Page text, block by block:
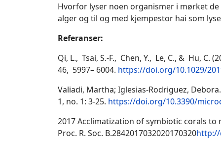
Hvorfor lyser noen organismer i mørket
alger og til og med kjempestor hai som
Referanser:
Qi, L., Tsai, S.‐F., Chen, Y., Le, C., & Hu,
46, 5997– 6004. https://doi.org/10.1029/
Valiadi, Martha; Iglesias-Rodriguez,
1, no. 1: 3-25. https://doi.org/10.3390/
2017 Acclimatization of symbiotic corals
Proc. R. Soc. B.2842017032020170320http://